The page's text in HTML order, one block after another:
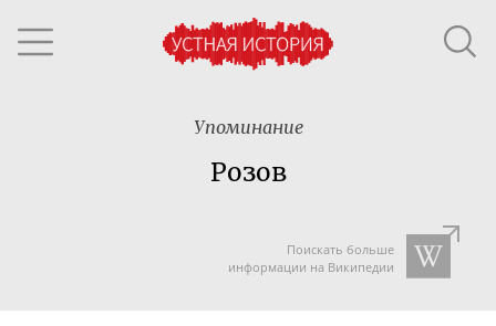
Упоминание
Розов
Поискать больше
информации на Википедии